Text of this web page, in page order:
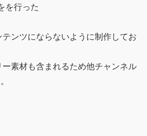
を行った
ンツにならないように制作してお
素材も含まれるため他チャンネル